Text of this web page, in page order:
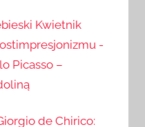
Kwietnik
-
Picasso –
de Chirico: